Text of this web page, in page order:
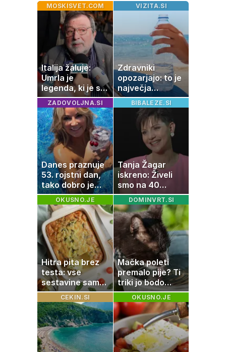
MOSKISVET.COM
Italija žaluje:
Umrla je
legenda, ki je s
svojimi pesmimi
zaznamovala
Italijo
VIZITA.SI
Zdravniki
opozarjajo: to je
največja
napaka, ki jo
ljudje delajo med
vročino
ZADOVOLJNA.SI
Danes praznuje
53. rojstni dan,
tako dobro je
videti znana
Slovenka
BIBALEZE.SI
Tanja Žagar
iskreno: Živeli
smo na 40
kvadratih, a
imela sem vse,
kar otrok
potrebuje
OKUSNO.JE
Hitra pita brez
testa: vse
sestavine samo
zmešate in
pečica opravi
ostalo
DOMINVRT.SI
Mačka poleti
premalo pije? Ti
triki jo bodo
spodbudili, da
zaužije več vode
CEKIN.SI OKUSNO.JE